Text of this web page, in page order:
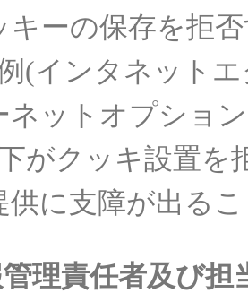
キ ーの保存を拒否
(インタ ネット
ネットオプショ
がクッキ設置を
供に支障が出る
理責任者及び担